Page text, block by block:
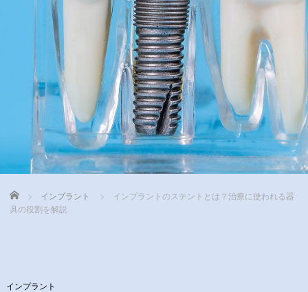
Home インプラント
インプラントのステントとは？治療に使われる器
具の役割を解説
インプラント